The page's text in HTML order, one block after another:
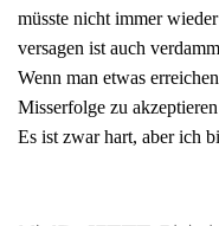
müsste nicht immer
versagen ist auch
Wenn man etwas
Misserfolge zu
Es ist zwar hart, aber ich